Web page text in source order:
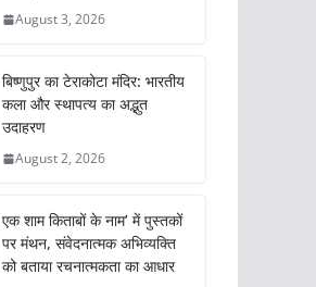
August 3, 2026
बिष्णुपुर का टेराकोटा मंदिर: भारतीय
कला और स्थापत्य का अद्भुत
उदाहरण
August 2, 2026
एक शाम किताबों के नाम’ में पुस्तकों
पर मंथन, संवेदनात्मक अभिव्यक्ति
को बताया रचनात्मकता का आधार